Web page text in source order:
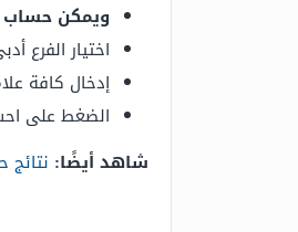
ويمكن حساب
اختيار الفرع
إدخال كافة
الضغط على
شاهد أيضًا: